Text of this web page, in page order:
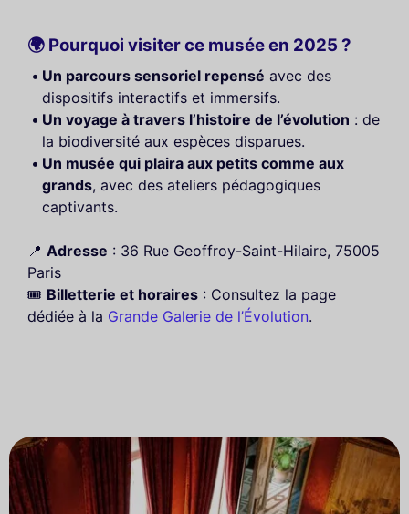
🌍 Pourquoi visiter ce musée en 2025 ?
Un parcours sensoriel repensé avec des
dispositifs interactifs et immersifs.
Un voyage à travers l’histoire de l’évolution : de
la biodiversité aux espèces disparues.
Un musée qui plaira aux petits comme aux
grands, avec des ateliers pédagogiques
captivants.
📍 Adresse : 36 Rue Geoffroy-Saint-Hilaire, 75005
Paris
🎟️ Billetterie et horaires : Consultez la page
dédiée à la Grande Galerie de l’Évolution.